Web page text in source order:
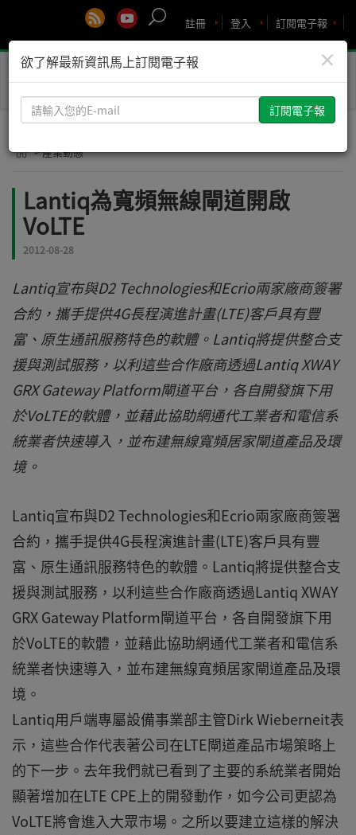
訂閱電子報
登入
註冊
Toggle
> 產業動態
Lantiq為寬頻無線閘道開啟
VoLTE
2012-08-28
Lantiq宣布與D2 Technologies和Ecrio兩家廠商簽署
合約，攜手提供4G長程演進計畫(LTE)客戶具有豐
富、原生通訊服務特色的軟體。Lantiq將提供整合支
援與測試服務，以利這些合作廠商透過Lantiq XWAY
GRX Gateway Platform閘道平台，各自開發旗下用
於VoLTE的軟體，並藉此協助網通代工業者和電信系
統業者快速導入，並布建無線寬頻居家閘道產品及環
境。
Lantiq宣布與D2 Technologies和Ecrio兩家廠商簽署
合約，攜手提供4G長程演進計畫(LTE)客戶具有豐
富、原生通訊服務特色的軟體。Lantiq將提供整合支
援與測試服務，以利這些合作廠商透過Lantiq XWAY
GRX Gateway Platform閘道平台，各自開發旗下用
於VoLTE的軟體，並藉此協助網通代工業者和電信系
統業者快速導入，並布建無線寬頻居家閘道產品及環
境。
Lantiq用戶端專屬設備事業部主管Dirk Wieberneit表
示，這些合作代表著公司在LTE閘道產品市場策略上
的下一步。去年我們就已看到了主要的系統業者開始
顯著增加在LTE CPE上的開發動作，如今公司更認為
VoLTE將會進入大眾市場。之所以要建立這樣的解決
×
欲了解最新資訊馬上訂閱電子報
請
輸
您
mail